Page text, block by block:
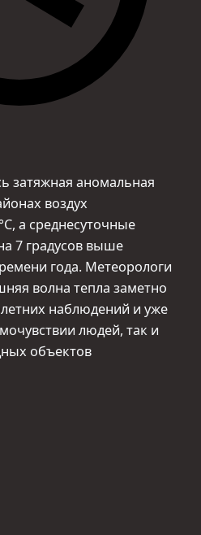
затяжная аномальная
воздух
а среднесуточные
7 градусов выше
года. Метеорологи
волна тепла заметно
наблюдений и уже
людей, так и
объектов